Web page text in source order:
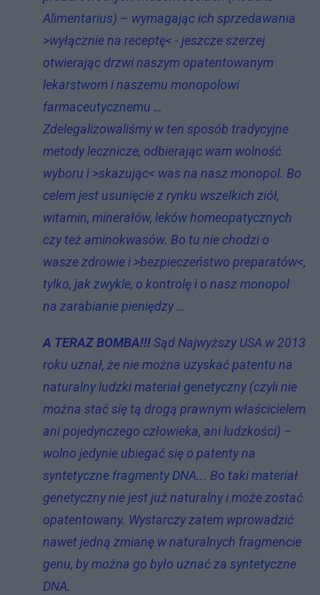
Alimentarius) – wymagając ich sprzedawania
>wyłącznie na receptę< - jeszcze szerzej
otwierając drzwi naszym opatentowanym
lekarstwom i naszemu monopolowi
farmaceutycznemu …
Zdelegalizowaliśmy w ten sposób tradycyjne
metody lecznicze, odbierając wam wolność
wyboru i >skazując< was na nasz monopol. Bo
celem jest usunięcie z rynku wszelkich ziół,
witamin, minerałów, leków homeopatycznych
czy też aminokwasów. Bo tu nie chodzi o
wasze zdrowie i >bezpieczeństwo preparatów<,
tylko, jak zwykle, o kontrolę i o nasz monopol
na zarabianie pieniędzy …
A TERAZ BOMBA!!!Sąd Najwyższy USA w 2013
roku uznał, że nie można uzyskać patentu na
naturalny ludzki materiał genetyczny (czyli nie
można stać się tą drogą prawnym właścicielem
ani pojedynczego człowieka, ani ludzkości) –
wolno jedynie ubiegać się o patenty na
syntetyczne fragmenty DNA... Bo taki materiał
genetyczny nie jest już naturalny i może zostać
opatentowany. Wystarczy zatem wprowadzić
nawet jedną zmianę w naturalnych fragmencie
genu, by można go było uznać za syntetyczne
DNA.